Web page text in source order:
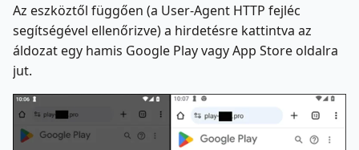
Az eszköztől függően (a User-Agent HTTP fejléc
segítségével ellenőrizve) a hirdetésre kattintva az
áldozat egy hamis Google Play vagy App Store oldalra
jut.